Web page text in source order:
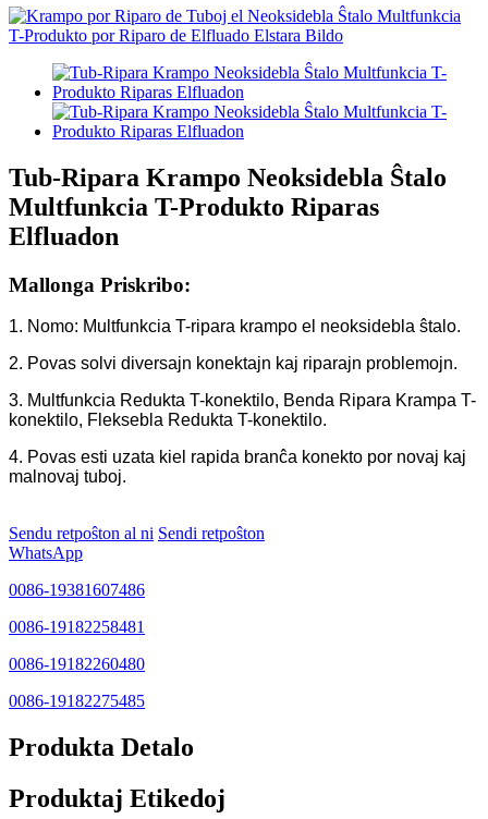
Tub-Ripara Krampo Neoksidebla Ŝtalo
Multfunkcia T-Produkto Riparas
Elfluadon
Mallonga Priskribo:
1. Nomo: Multfunkcia T-ripara krampo el neoksidebla ŝtalo.
2. Povas solvi diversajn konektajn kaj riparajn problemojn.
3. Multfunkcia Redukta T-konektilo, Benda Ripara Krampa T-
konektilo, Fleksebla Redukta T-konektilo.
4. Povas esti uzata kiel rapida branĉa konekto por novaj kaj
malnovaj tuboj.
Sendu retpoŝton al ni Sendi retpoŝton
WhatsApp
0086-19381607486
0086-19182258481
0086-19182260480
0086-19182275485
Produkta Detalo
Produktaj Etikedoj